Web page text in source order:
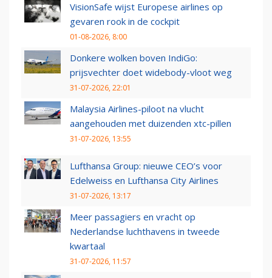
VisionSafe wijst Europese airlines op
gevaren rook in de cockpit
01-08-2026, 8:00
Donkere wolken boven IndiGo:
prijsvechter doet widebody-vloot weg
31-07-2026, 22:01
Malaysia Airlines-piloot na vlucht
aangehouden met duizenden xtc-pillen
31-07-2026, 13:55
Lufthansa Group: nieuwe CEO’s voor
Edelweiss en Lufthansa City Airlines
31-07-2026, 13:17
Meer passagiers en vracht op
Nederlandse luchthavens in tweede
kwartaal
31-07-2026, 11:57